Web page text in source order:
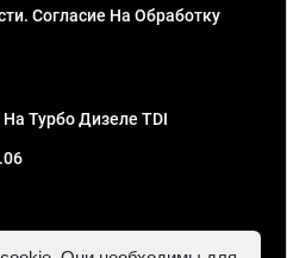
Согласие На Обработку
Турбо Дизеле TDI
ИНН 781302555843,